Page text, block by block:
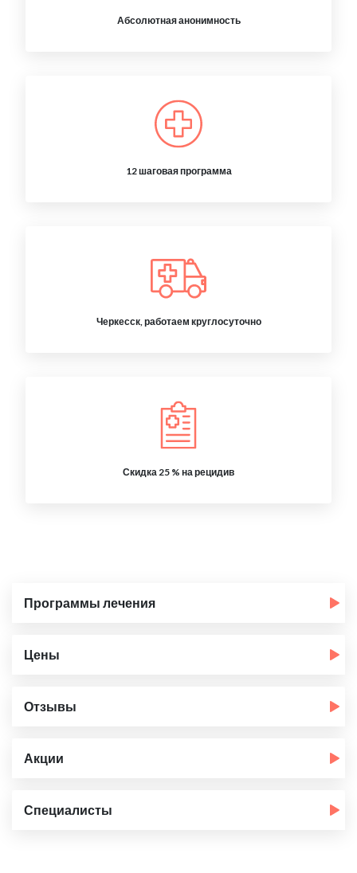
Абсолютная анонимность
12 шаговая программа
Черкесск, работаем круглосуточно
Скидка 25 % на рецидив
Программы лечения
Цены
Отзывы
Акции
Специалисты